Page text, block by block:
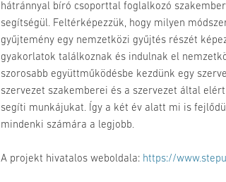
hátránnyal bíró csoporttal foglalkozó
segítségül. Feltérképezzük, hogy milyen
gyűjtemény egy nemzetközi gyűjtés részét
gyakorlatok találkoznak és indulnak el
szorosabb együttműködésbe kezdünk egy
szervezet szakemberei és a szervezet által
segíti munkájukat. Így a két év alatt mi is
mindenki számára a legjobb.
A projekt hivatalos weboldala: https://